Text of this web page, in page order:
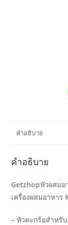
คำอธิบาย
คำอธิบาย
Getzhopหัวผสมอ
เครื่องผสมอาหาร
– หัวตะกร้อสำหรั